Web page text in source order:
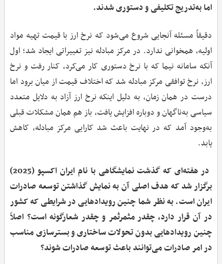
اما به‌تدریج تکلیفی و دستوری شدند.
دقیقاً مسئله آنجایی شروع می‌شود که نرخ ارز با قیمت تهیه مواد
اولیه، همخوانی ندارد. در مرکز مبادله نیز تغییراتی ایجاد شد؛ اول
آنکه سامانه نیما که با نرخ دستوری کار می‌کرد، کنار رفت و نرخ
ارز، نرخ توافقی مرکز مبادله شد که اختلاف قیمت از میان برود اما
درست در همان زمان، به دلیل اینکه نرخ ارز آزاد به دلایل متعدد
سیاسی به‌ناگهان و دوباره افزایش یافت، باز هم همان مشکلات قبلی
به‌وجود آمد که در نهایت باعث شد کارایی مرکز مبادله، کاهش
یابد.
‌ در هفته‌ای که گذشت نمایشگاهی با نام ایران اکسپو (2025)
برگزار شد که هدف اصلی آن به نمایش گذاشتن توسعه صادرات
ایران است. به نظر شما چنین رویدادهایی در شرایطی که کشور
در آن قرار دارد، چقدر مثمرثمر و چقدر شعارگونه است؟ اصلاً
چنین رویدادهایی بدون تحولات ساختاری و بسترسازی مناسب
در امر صادرات می‌توانند باعث توسعه صادرات شوند؟